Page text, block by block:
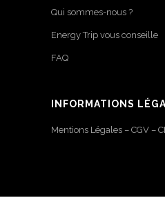
Qui sommes-nous ?
Energy Trip vous conseille
FAQ
INFORMATIONS
Mentions Légales – CGV –